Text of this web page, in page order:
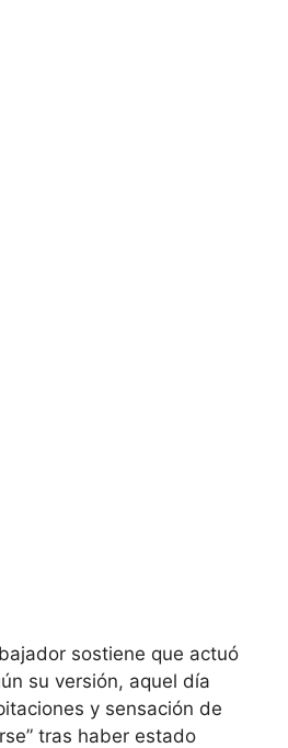
sostiene que actuó
su versión, aquel día
y sensación de
tras haber estado